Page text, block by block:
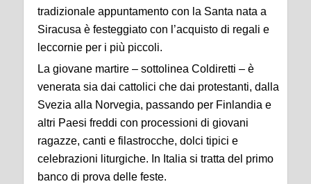
tradizionale appuntamento con la Santa nata a
Siracusa è festeggiato con l’acquisto di regali e
leccornie per i più piccoli.
La giovane martire – sottolinea Coldiretti – è
venerata sia dai cattolici che dai protestanti, dalla
Svezia alla Norvegia, passando per Finlandia e
altri Paesi freddi con processioni di giovani
ragazze, canti e filastrocche, dolci tipici e
celebrazioni liturgiche. In Italia si tratta del primo
banco di prova delle feste.